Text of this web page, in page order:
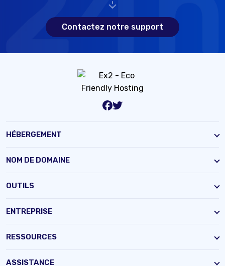
Contactez notre support
HÉBERGEMENT
NOM DE DOMAINE
OUTILS
ENTREPRISE
RESSOURCES
ASSISTANCE